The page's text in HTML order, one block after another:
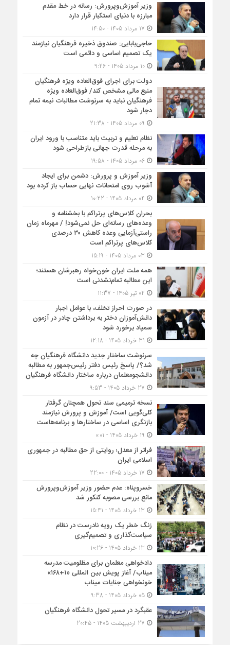
وزیر آموزش‌وپرورش: رسانه در خط مقدم
مبارزه با دنیای استکبار قرار دارد
حاجی‌بابایی: صندوق ذخیره فرهنگیان نیازمند
یک تصمیم اساسی و دائمی است
10 مرداد 1405 - 9:26
دولت برای اجرای فوق‌العاده ویژه فرهنگیان
منبع مالی مشخص کند/ فوق‌العاده ویژه
فرهنگیان نباید به سرنوشت مطالبات نیمه‌ تمام
دچار شود
نظام تعلیم و تربیت باید متناسب با ورود ایران
به مرحله قدرت جهانی بازطراحی شود
06 مرداد 1405 - 19:58
وزیر آموزش و پرورش: دشمن برای ایجاد
آشوب روی امتحانات نهایی حساب باز کرده بود
بحران کلاس‌های پرتراکم با بخشنامه و
وعده‌های رسانه‌ای حل نمی‌شود! / مهرماه زمان
راستی‌آزمایی وعده کاهش ۳۰ درصدی
کلاس‌های پرتراکم است
همه ملت ایران خون‌خواه رهبرشان هستند؛
این مطالبه تمام‌نشدنی است
در صورت احراز تخلف، با عوامل اجبار
دانش‌آموزان دختر به برداشتن چادر در آزمون
سمپاد برخورد شود
سرنوشت ساختار جدید دانشگاه فرهنگیان چه
شد؟/ پاسخ رئیس دفتر رئیس‌جمهور به مطالبه
دانشجومعلمان درباره ساختار دانشگاه فرهنگیان
نسخه ترمیمی سند تحول همچنان گرفتار
کلی‌گویی است/ آموزش و پرورش نیازمند
بازنگری اساسی در ساختارها و برنامه‌هاست
فراتر از معدل؛ روایتی از حق مطالبه در جمهوری
اسلامی ایران
خسروپناه: عدم حضور وزیر آموزش‌وپرورش
مانع بررسی مصوبه کنکور شد
زنگ خطر یک رویه نادرست در نظام
سیاست‌گذاری و تصمیم‌گیری
دادخواهی معلمان برای مظلومیت مدرسه
میناب/ آغاز پویش بین المللی «۱+۱۶۸»
خونخواهی جنایات میناب
05 خرداد 1405 - 9:38
عقبگرد در مسیر تحول دانشگاه فرهنگیان